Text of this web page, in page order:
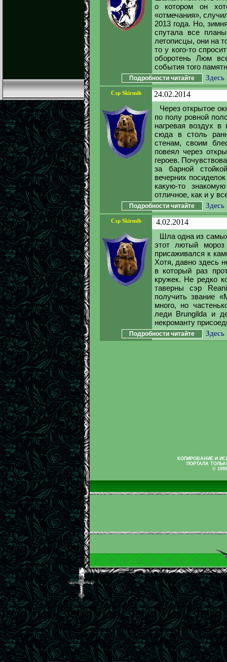
о котором он
«отмечания»,
2013 года. Но,
спутала все
летописцы, они на
то у кого-то
оборотень Люм
события того
Подробности читайте Здесь
Сэр Skirmih
24.02.2014
Через открытое
по полу ровной
нагревая воздух
сюда в столь
стенам, своим
повеял через
героев.
за барной
вечерних
какую-то
отличное, как и у
Подробности читайте Здесь
Сэр Skirmih
4.02.2014
Шла одна из
этот лютый
присаживался к
Хотя, давно здесь
в который раз
кружек. Не редко
таверны сэр
получить звание
много, но
леди Brungilda и
некроманту
Подробности читайте Здесь
КОПИРОВАНИЕ И
ПОРТАЛА
©